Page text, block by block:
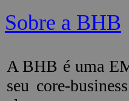
Sobre a BHB
A BHB é uma
seu core-